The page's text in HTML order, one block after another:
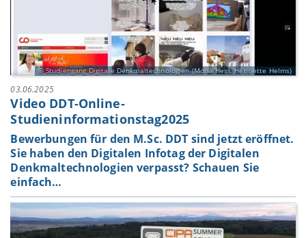
Studiengang Digitale Denkmaltechnologien (Mona Hess, Henriette Helms)
03.06.2025
Video DDT-Online-
Studieninformationstag2025
Bewerbungen für den M.Sc. DDT sind jetzt eröffnet.
Sie haben den Digitalen Infotag der Digitalen
Denkmaltechnologien verpasst? Schauen Sie
einfach…